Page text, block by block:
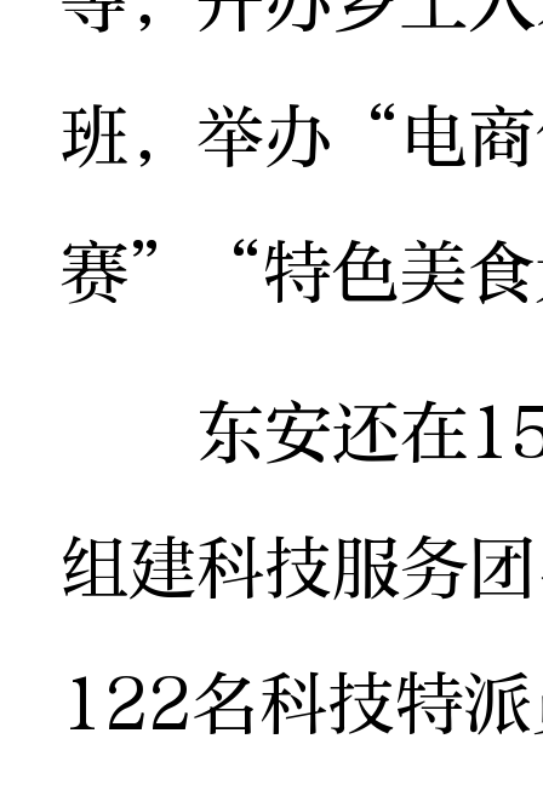
班，举办“电
赛”“特色美
东安还在15
组建科技服务
122名科技特